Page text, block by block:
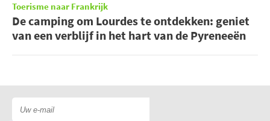
Toerisme naar Frankrijk
De camping om Lourdes te ontdekken: geniet
van een verblijf in het hart van de Pyreneeën